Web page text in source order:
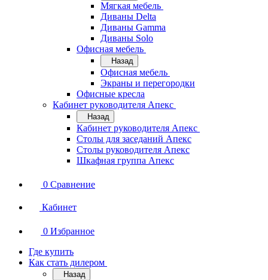
Мягкая мебель
Диваны Delta
Диваны Gamma
Диваны Solo
Офисная мебель
Назад
Офисная мебель
Экраны и перегородки
Офисные кресла
Кабинет руководителя Апекс
Назад
Кабинет руководителя Апекс
Столы для заседаний Апекс
Столы руководителя Апекс
Шкафная группа Апекс
0 Сравнение
Кабинет
0 Избранное
Где купить
Как стать дилером
Назад